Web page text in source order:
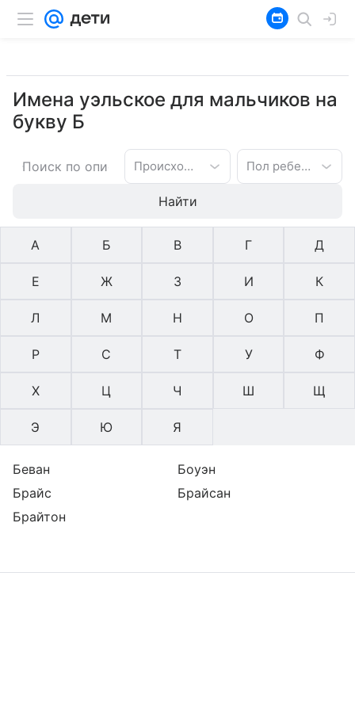
Имена уэльское для мальчиков на
букву Б
Происхождение имени Пол ребенка
Найти
А Б В Г Д
Е Ж З И К
Л М Н О П
Р С Т У Ф
Х Ц Ч Ш Щ
Э Ю Я
Беван
Боуэн
Брайс
Брайсан
Брайтон